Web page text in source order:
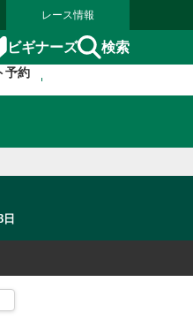
レース情報
ビギナーズ 検索
予約